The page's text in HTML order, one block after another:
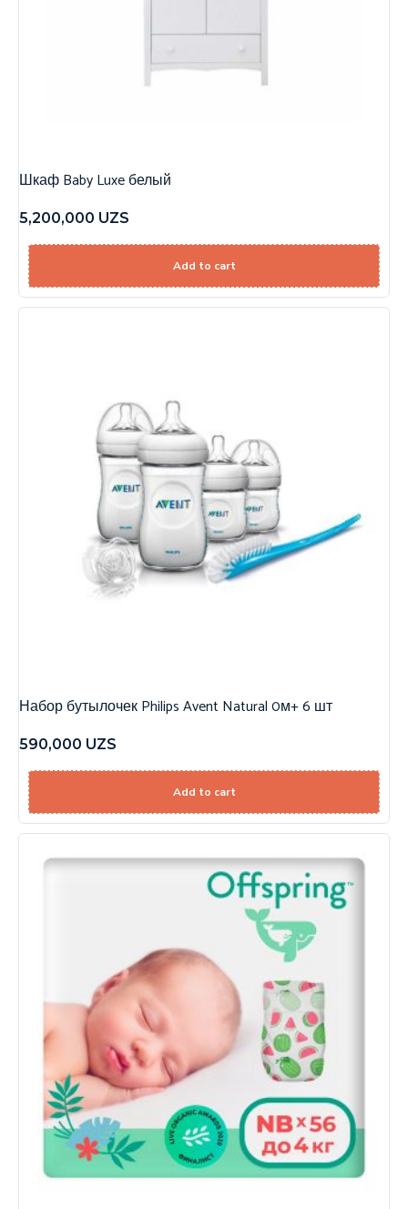
Шкаф Baby Luxe белый
5,200,000 UZS
Add to cart
Набор бутылочек Philips Avent Natural 0м+ 6 шт
590,000 UZS
Add to cart